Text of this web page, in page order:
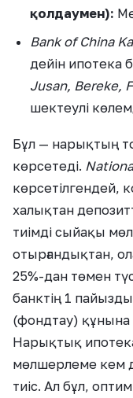
қолдаумен):
Bank of China
дейін ипотека
Jusan, Bereke,
шектеулі
Бұл — нарықтың
көрсетеді.
көрсетілгендей,
халықтан
тиімді сыйақы
отырғандықтан,
25%-дан төмен
банктің 1
(фондтау) құнына
Нарықтық
мөлшерлеме кем
тиіс. Ал бұл,